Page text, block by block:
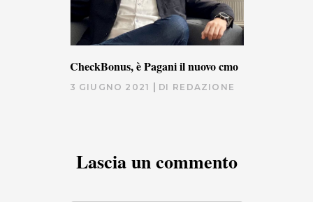
CheckBonus, è Pagani il nuovo cmo
3 GIUGNO 2021 DI REDAZIONE
Lascia un commento